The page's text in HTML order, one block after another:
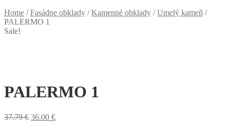
Home /Fasádne obklady /Kamenné obklady /Umelý kameň /
PALERMO 1
Sale!
PALERMO 1
37.79€ 36.00 €